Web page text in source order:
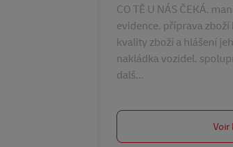
CO TĚ U NÁS ČEKÁ.
evidence. příprava
kvality zboží a hlášení
nakládka vozidel.
dalš...
Voir